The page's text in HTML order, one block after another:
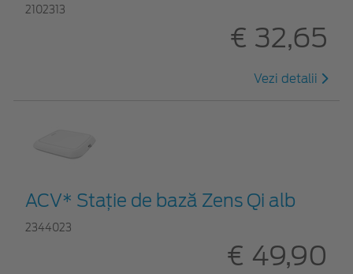
2102313
€ 32,65
Vezi detalii
ACV* Stație de bază Zens Qi alb
2344023
€ 49,90